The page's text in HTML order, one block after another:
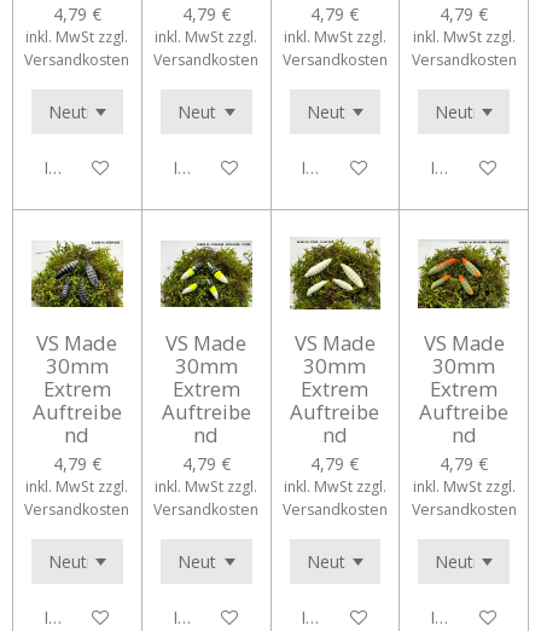
4,79 €
inkl. MwSt zzgl.
Versandkosten
In den Warenkorb
4,79 €
inkl. MwSt zzgl.
Versandkosten
In den Warenkorb
4,79 €
inkl. MwSt zzgl.
Versandkosten
In den Warenkorb
4,79 €
inkl. MwSt zzgl.
Versandkosten
In den
VS Made
30mm
Extrem
Auftreibe
nd
4,79 €
inkl. MwSt zzgl.
Versandkosten
In den Warenkorb
VS Made
30mm
Extrem
Auftreibe
nd
4,79 €
inkl. MwSt zzgl.
Versandkosten
In den Warenkorb
VS Made
30mm
Extrem
Auftreibe
nd
4,79 €
inkl. MwSt zzgl.
Versandkosten
In den Warenkorb
VS Made
30mm
Extrem
Auftreibe
nd
4,79 €
inkl. MwSt zzgl.
Versandkosten
In den